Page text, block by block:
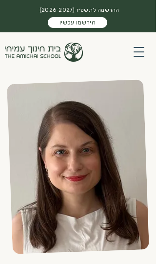
ההרשמה לתשפ״ז (2026-2027)
הירשמו עכשיו